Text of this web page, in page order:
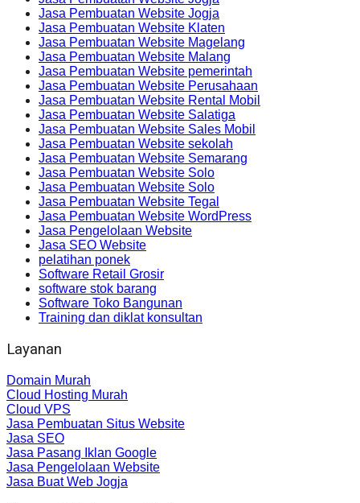
Jasa Pembuatan Website Jogja
Jasa Pembuatan Website Klaten
Jasa Pembuatan Website Magelang
Jasa Pembuatan Website Malang
Jasa Pembuatan Website pemerintah
Jasa Pembuatan Website Perusahaan
Jasa Pembuatan Website Rental Mobil
Jasa Pembuatan Website Salatiga
Jasa Pembuatan Website Sales Mobil
Jasa Pembuatan Website sekolah
Jasa Pembuatan Website Semarang
Jasa Pembuatan Website Solo
Jasa Pembuatan Website Solo
Jasa Pembuatan Website Tegal
Jasa Pembuatan Website WordPress
Jasa Pengelolaan Website
Jasa SEO Website
pelatihan ponek
Software Retail Grosir
software stok barang
Software Toko Bangunan
Training dan diklat konsultan
Layanan
Domain Murah
Cloud Hosting Murah
Cloud VPS
Jasa Pembuatan Situs Website
Jasa SEO
Jasa Pasang Iklan Google
Jasa Pengelolaan Website
Jasa Buat Web Jogja